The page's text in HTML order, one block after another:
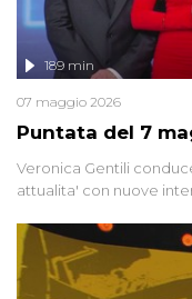
Puntata del 7
189 min
07 maggio 2026
Veronica Gentili
attualita' con nuove